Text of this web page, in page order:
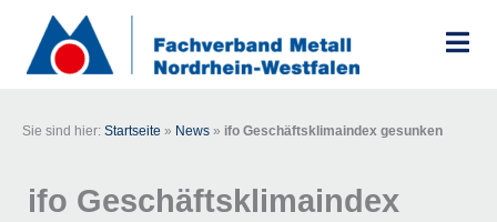
springen
Sie sind hier: Startseite » News » ifo Geschäftsklimaindex gesunken
ifo Geschäftsklimaindex